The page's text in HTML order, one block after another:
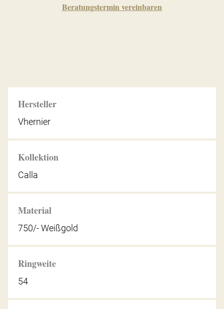
Beratungstermin vereinbaren
Hersteller
Vhernier
Kollektion
Calla
Material
750/- Weißgold
Ringweite
54